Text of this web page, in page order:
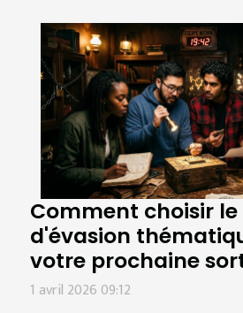
Comment choisir
d'évasion
votre prochaine
1 avril 2026 09:12